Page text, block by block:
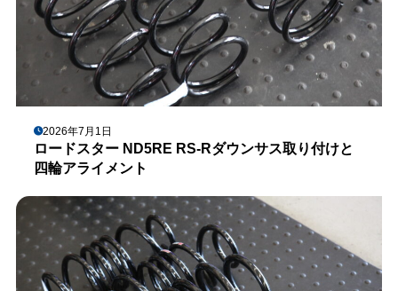
2026年7月1日
ロードスター ND5RE RS-Rダウンサス取り付けと
四輪アライメント